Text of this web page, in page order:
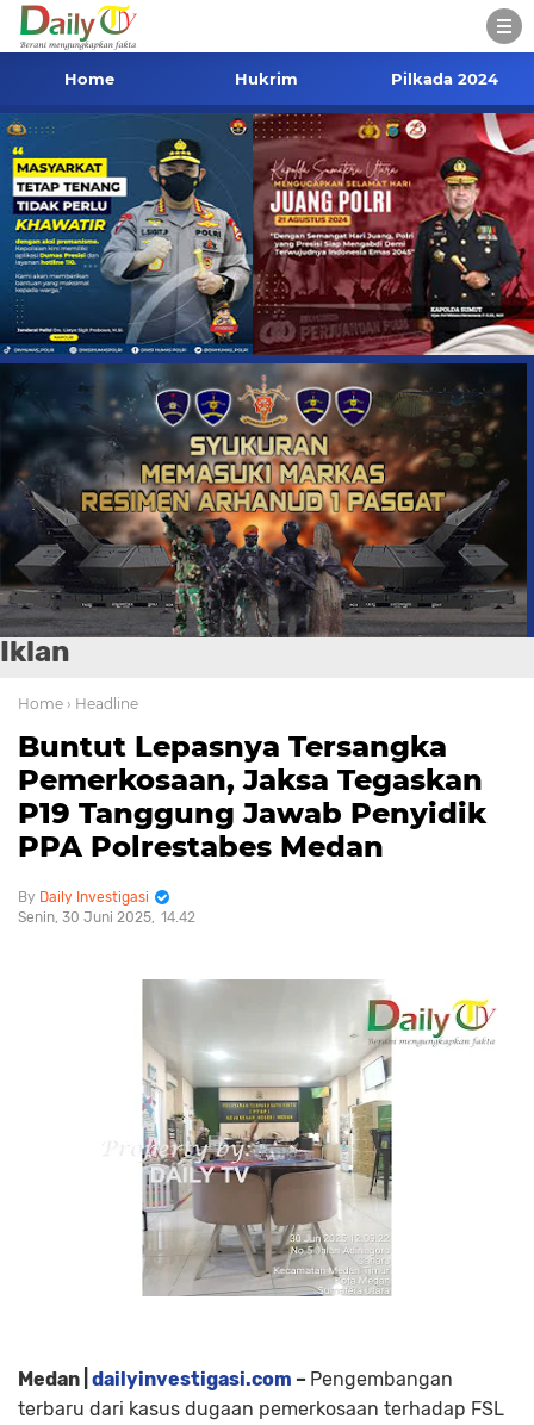
Home Hukrim Pilkada 2024
Iklan
Home › Headline
Buntut Lepasnya Tersangka
Pemerkosaan, Jaksa Tegaskan
P19 Tanggung Jawab Penyidik
PPA Polrestabes Medan
Daily Investigasi
Senin, 30 Juni 2025 14.42
Medan | dailyinvestigasi.com – Pengembangan
terbaru dari kasus dugaan pemerkosaan terhadap FSL